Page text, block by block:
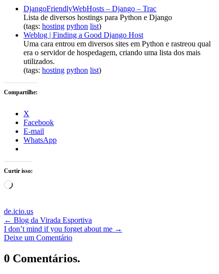
DjangoFriendlyWebHosts – Django – Trac
Lista de diversos hostings para Python e Django
(tags: hosting python list)
Weblog | Finding a Good Django Host
Uma cara entrou em diversos sites em Python e rastreou qual
era o servidor de hospedagem, criando uma lista dos mais
utilizados.
(tags: hosting python list)
Compartilhe:
X
Facebook
E-mail
WhatsApp
Curtir isso:
Carregando...
de.icio.us
← Blog da Virada Esportiva
I don’t mind if you forget about me →
Deixe um Comentário
0 Comentários.